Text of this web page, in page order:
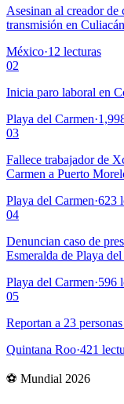
Asesinan al creador de
transmisión en Culiacán
México·12 lecturas
02
Inicia paro laboral en
Playa del Carmen·
03
Fallece trabajador de
Carmen a Puerto
Playa del Carmen·623
04
Denuncian caso de
Esmeralda de Playa
Playa del Carmen·596
05
Reportan a 23
Quintana Roo·421
⚽ Mundial 2026